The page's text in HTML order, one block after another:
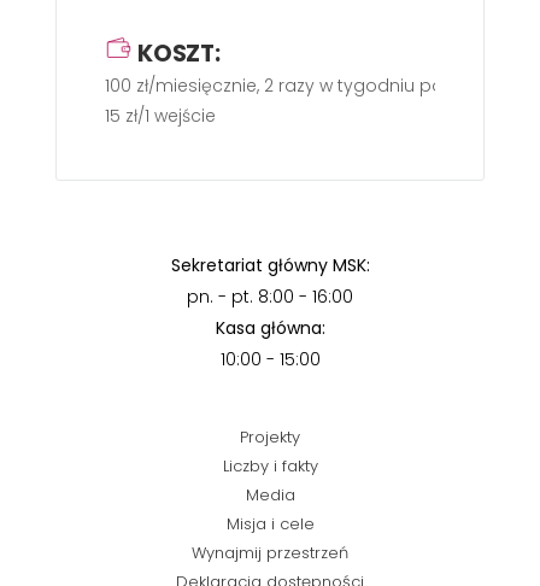
KOSZT:
100 zł/miesięcznie, 2 razy w tygodniu po 60 min.
15 zł/1 wejście
Sekretariat główny MSK:
pn. - pt. 8:00 - 16:00
Kasa główna:
10:00 - 15:00
Projekty
Liczby i fakty
Media
Misja i cele
Wynajmij przestrzeń